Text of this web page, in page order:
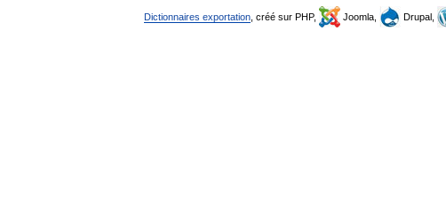
Dictionnaires exportation , créé sur PHP, Joomla, Drupal,